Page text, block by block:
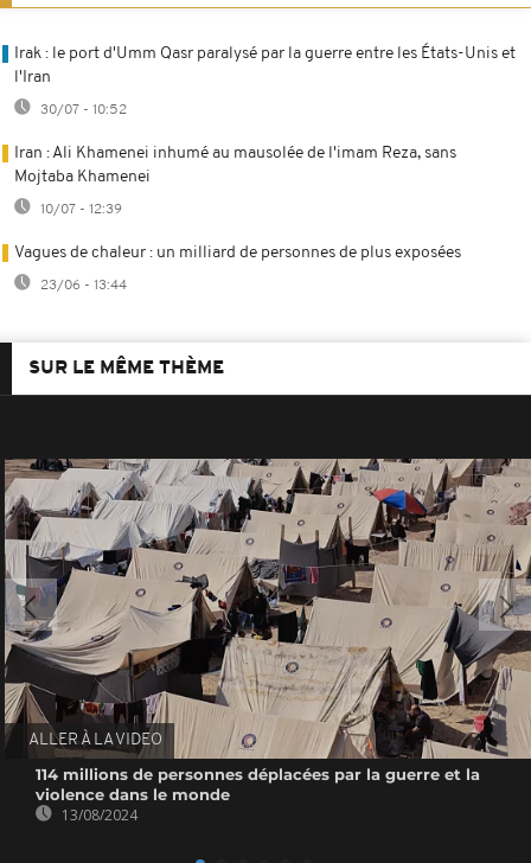
Irak : le port d'Umm Qasr paralysé par la guerre entre les États-Unis et
l'Iran
30/07 - 10:52
Iran : Ali Khamenei inhumé au mausolée de l'imam Reza, sans
Mojtaba Khamenei
10/07 - 12:39
Vagues de chaleur : un milliard de personnes de plus exposées
23/06 - 13:44
SUR LE MÊME THÈME
ALLER À LA VIDEO
114 millions de personnes déplacées par la guerre et la
violence dans le monde
13/08/2024